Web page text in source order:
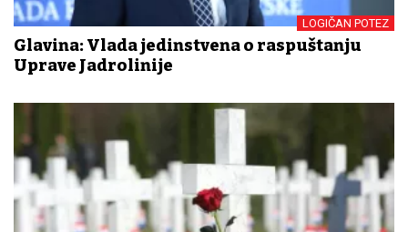
LOGIČAN POTEZ
Glavina: Vlada jedinstvena o raspuštanju
Uprave Jadrolinije